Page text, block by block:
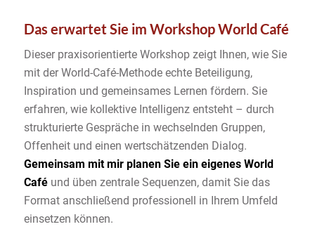
Das erwartet Sie im Workshop World Café
Dieser praxisorientierte Workshop zeigt Ihnen, wie Sie
mit der World-Café-Methode echte Beteiligung,
Inspiration und gemeinsames Lernen fördern. Sie
erfahren, wie kollektive Intelligenz entsteht – durch
strukturierte Gespräche in wechselnden Gruppen,
Offenheit und einen wertschätzenden Dialog.
Gemeinsam mit mir planen Sie ein eigenes World
Caféund üben zentrale Sequenzen, damit Sie das
Format anschließend professionell in Ihrem Umfeld
einsetzen können.